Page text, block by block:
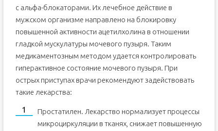
с альфа-блокаторами. Их лечебное действие в
мужском организме направлено на блокировку
повышенной активности ацетилхолина в отношении
гладкой мускулатуры мочевого пузыря. Таким
медикаментозным методом удается контролировать
гиперактивное состояние мочевого пузыря. При
острых приступах врачи рекомендуют задействовать
такие лекарства:
Простатилен. Лекарство нормализует процессы
микроциркуляции в тканях, снижает повышенную